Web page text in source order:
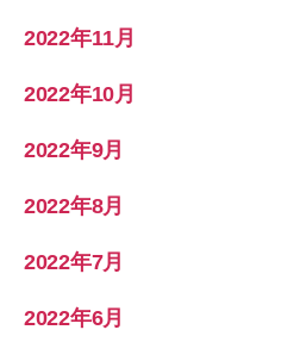
2022年11月
2022年10月
2022年9月
2022年8月
2022年7月
2022年6月